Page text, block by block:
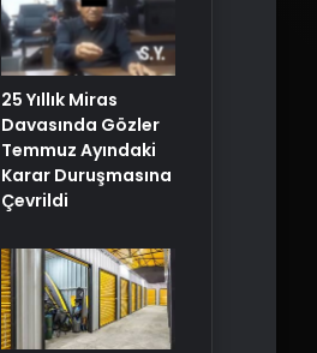
25 Yıllık Miras
Davasında Gözler
Temmuz Ayındaki
Karar Duruşmasına
Çevrildi